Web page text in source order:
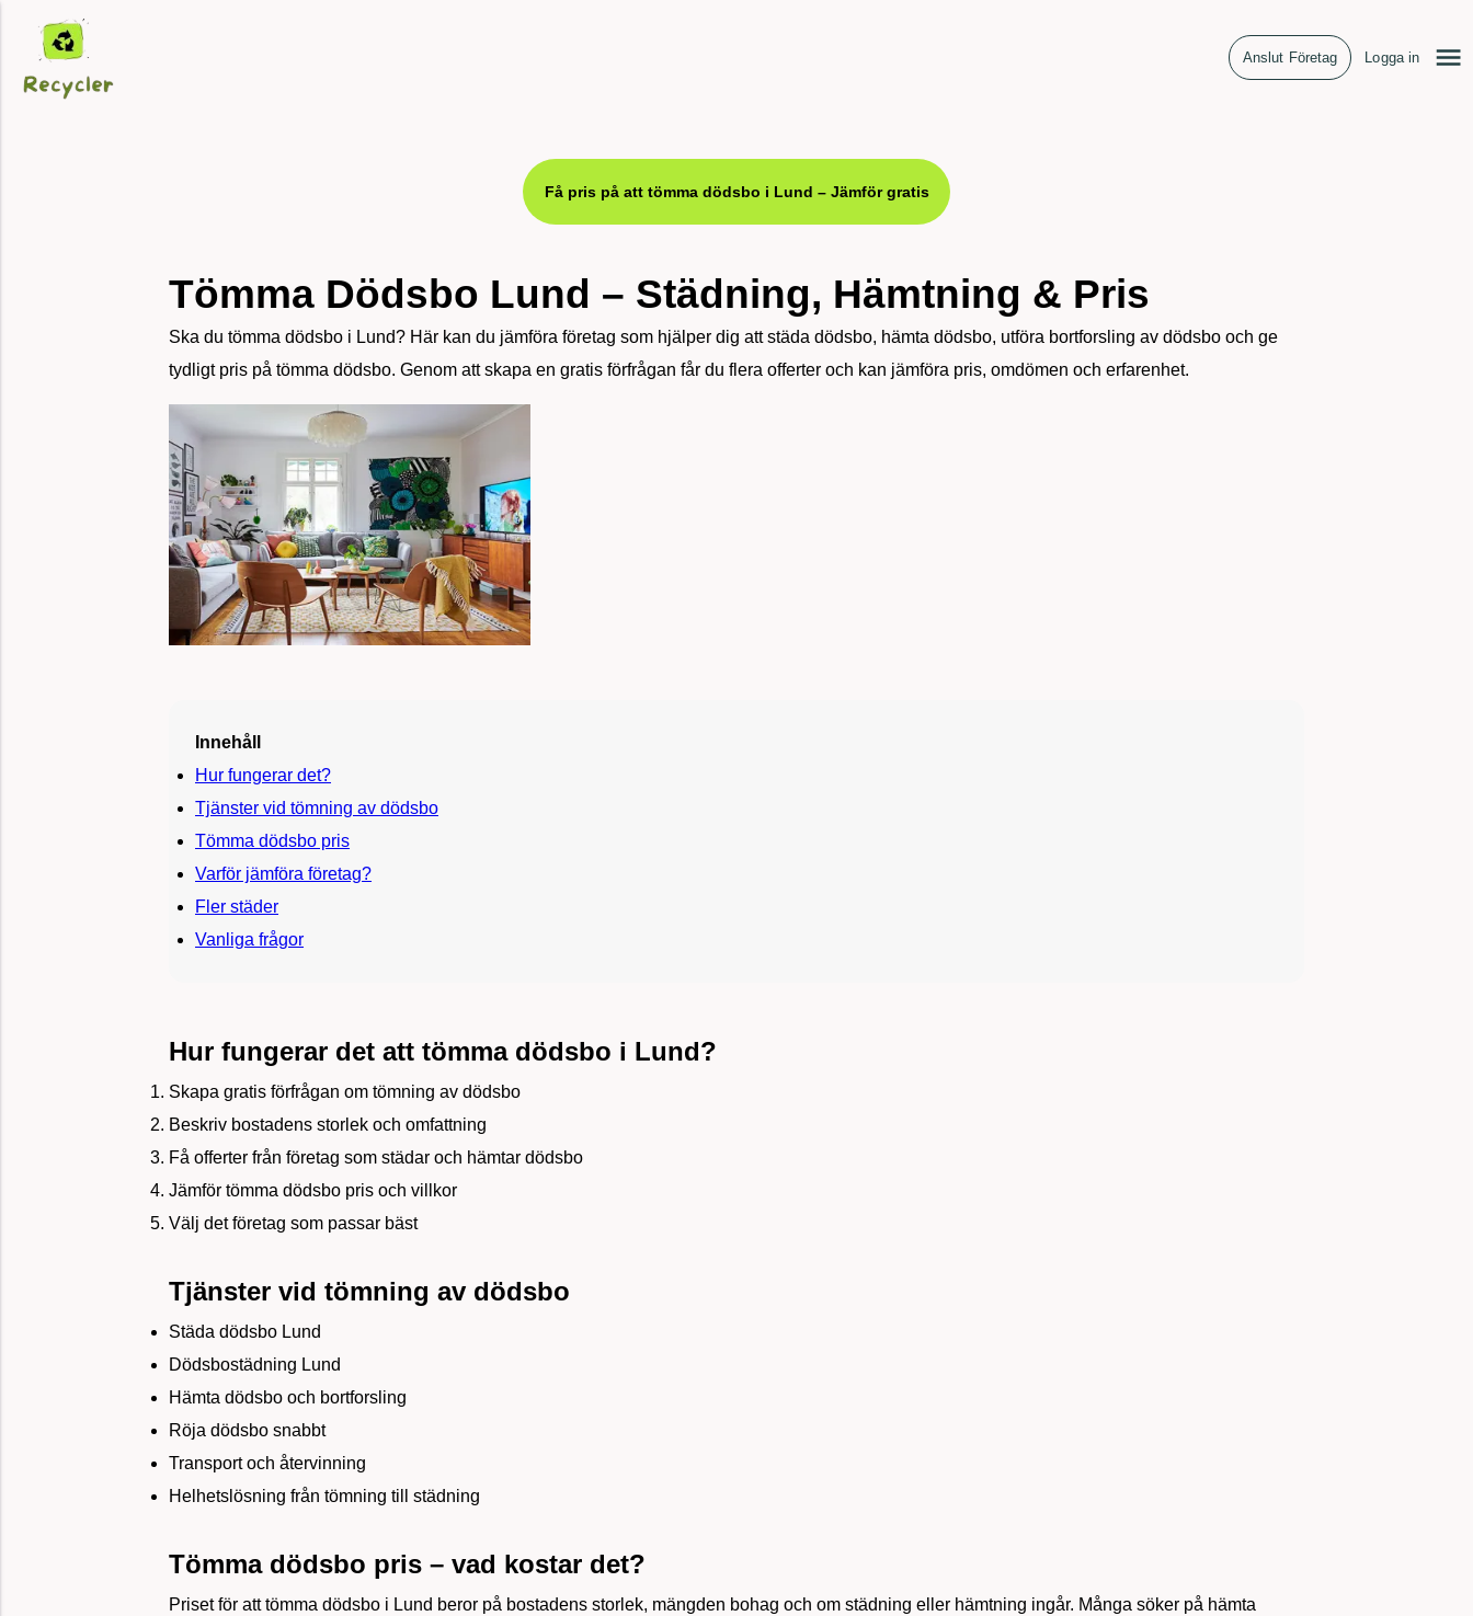
Anslut Företag Logga in
Få pris på att tömma dödsbo i Lund – Jämför gratis
Tömma Dödsbo Lund – Städning, Hämtning & Pris
Ska du tömma dödsbo i Lund? Här kan du jämföra företag som hjälper dig att städa dödsbo, hämta dödsbo, utföra bortforsling av dödsbo och ge
tydligt pris på tömma dödsbo. Genom att skapa en gratis förfrågan får du flera offerter och kan jämföra pris, omdömen och erfarenhet.
Innehåll
Hur fungerar det?
Tjänster vid tömning av dödsbo
Tömma dödsbo pris
Varför jämföra företag?
Fler städer
Vanliga frågor
Hur fungerar det att tömma dödsbo i Lund?
Skapa gratis förfrågan om tömning av dödsbo
Beskriv bostadens storlek och omfattning
Få offerter från företag som städar och hämtar dödsbo
Jämför tömma dödsbo pris och villkor
Välj det företag som passar bäst
Tjänster vid tömning av dödsbo
Städa dödsbo Lund
Dödsbostädning Lund
Hämta dödsbo och bortforsling
Röja dödsbo snabbt
Transport och återvinning
Helhetslösning från tömning till städning
Tömma dödsbo pris – vad kostar det?
Priset för att tömma dödsbo i Lund beror på bostadens storlek, mängden bohag och om städning eller hämtning ingår. Många söker på hämta